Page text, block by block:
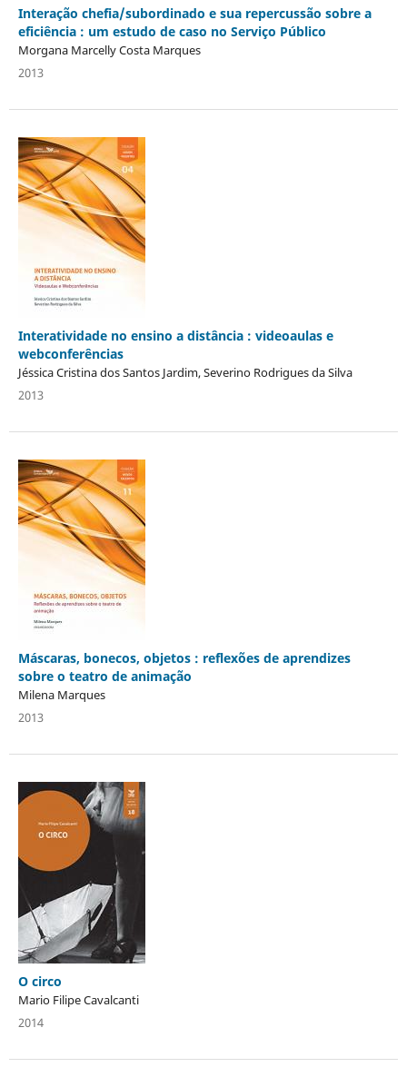
Interação chefia/subordinado e sua repercussão sobre a
eficiência : um estudo de caso no Serviço Público
Morgana Marcelly Costa Marques
2013
Interatividade no ensino a distância : videoaulas e
webconferências
Jéssica Cristina dos Santos Jardim, Severino Rodrigues da Silva
2013
Máscaras, bonecos, objetos : reflexões de aprendizes
sobre o teatro de animação
Milena Marques
2013
O circo
Mario Filipe Cavalcanti
2014